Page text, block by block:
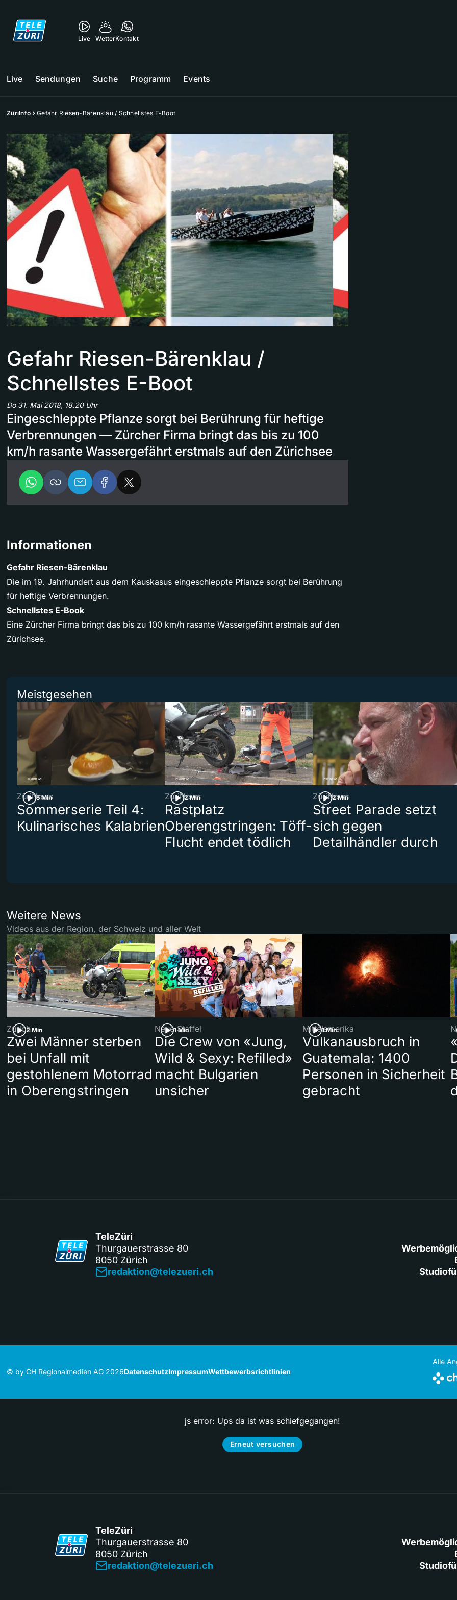
Live WetterKontakt
Live Sendungen Suche Programm Events
ZüriInfo Gefahr Riesen-Bärenklau / Schnellstes E-Boot
Gefahr Riesen-Bärenklau /
Schnellstes E-Boot
Do 31. Mai 2018, 18.20 Uhr
Eingeschleppte Pflanze sorgt bei Berührung für heftige
Verbrennungen — Zürcher Firma bringt das bis zu 100
km/h rasante Wassergefährt erstmals auf den Zürichsee
Informationen
Gefahr Riesen-Bärenklau
Die im 19. Jahrhundert aus dem Kauskasus eingeschleppte Pflanze sorgt bei Berührung
für heftige Verbrennungen.
Schnellstes E-Book
Eine Zürcher Firma bringt das bis zu 100 km/h rasante Wassergefährt erstmals auf den
Zürichsee.
Meistgesehen
5 Min
ZüriNews
Sommerserie Teil 4:
Kulinarisches Kalabrien
2 Min
ZüriNews
Rastplatz
Oberengstringen: Töff-
Flucht endet tödlich
2 Min
ZüriNews
Street Parade setzt
sich gegen
Detailhändler durch
Weitere News
Videos aus der Region, der Schweiz und aller Welt
2 Min
Zürich
Zwei Männer sterben
bei Unfall mit
gestohlenem Motorrad
in Oberengstringen
1 Min
Neue Staffel
Die Crew von «Jung,
Wild & Sexy: Refilled»
macht Bulgarien
unsicher
1 Min
Mittelamerika
Vulkanausbruch in
Guatemala: 1400
Personen in Sicherheit
gebracht
TeleZüri
Thurgauerstrasse 80
8050 Zürich
redaktion@telezueri.ch
© by CH Regionalmedien AG 2026DatenschutzImpressumWettbewerbsrichtlinien
Alle
js error: Ups da ist was schiefgegangen!
Erneut versuchen
TeleZüri
Thurgauerstrasse 80
8050 Zürich
redaktion@telezueri.ch